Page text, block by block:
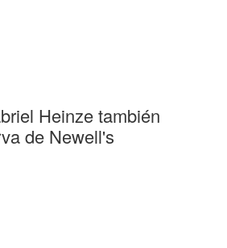
Heinze también
de Newell's